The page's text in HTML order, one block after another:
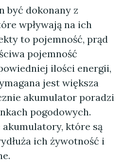
być dokonany z
wpływają na ich
to pojemność, prąd
pojemność
ilości energii,
jest większa
akumulator poradzi
pogodowych.
akumulatory, które są
ich żywotność i